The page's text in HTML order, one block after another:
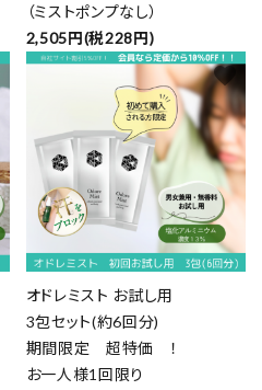
（ミストポンプなし）
2,505円(税228円)
オドレミスト お試し用
3包セット(約6回分)
期間限定 超特価 ！
お一人様1回限り
favorite